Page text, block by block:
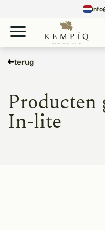
terug
In-lite
Producten
In-lite